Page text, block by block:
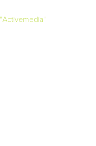
"Activemedia"